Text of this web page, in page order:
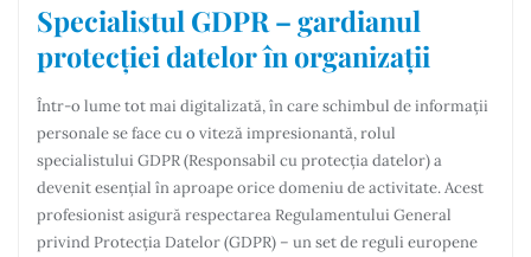
Specialistul GDPR – gardianul
protecției datelor în organizații
Într-o lume tot mai digitalizată, în care schimbul de informații
personale se face cu o viteză impresionantă, rolul
specialistului GDPR (Responsabil cu protecția datelor) a
devenit esențial în aproape orice domeniu de activitate. Acest
profesionist asigură respectarea Regulamentului General
privind Protecția Datelor (GDPR) – un set de reguli europene